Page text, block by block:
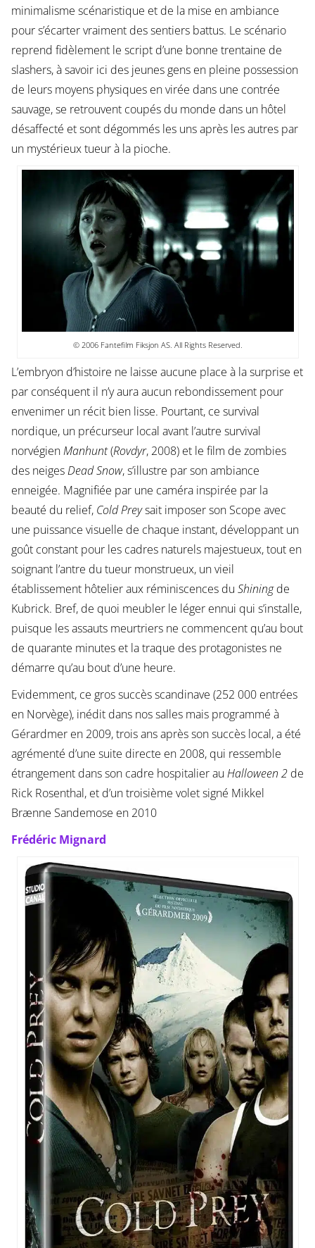
minimalisme scénaristique et de la mise en ambiance
pour s’écarter vraiment des sentiers battus. Le scénario
reprend fidèlement le script d’une bonne trentaine de
slashers, à savoir ici des jeunes gens en pleine possession
de leurs moyens physiques en virée dans une contrée
sauvage, se retrouvent coupés du monde dans un hôtel
désaffecté et sont dégommés les uns après les autres par
un mystérieux tueur à la pioche.
© 2006 Fantefilm Fiksjon AS. All Rights Reserved.
L’embryon d’histoire ne laisse aucune place à la surprise et
par conséquent il n’y aura aucun rebondissement pour
envenimer un récit bien lisse. Pourtant, ce survival
nordique, un précurseur local avant l’autre survival
norvégienManhunt(Rovdyr, 2008) et le film de zombies
des neigesDead Snow, s’illustre par son ambiance
enneigée. Magnifiée par une caméra inspirée par la
beauté du relief, Cold Preysait imposer son Scope avec
une puissance visuelle de chaque instant, développant un
goût constant pour les cadres naturels majestueux, tout en
soignant l’antre du tueur monstrueux, un vieil
établissement hôtelier aux réminiscences du Shiningde
Kubrick. Bref, de quoi meubler le léger ennui qui s’installe,
puisque les assauts meurtriers ne commencent qu’au bout
de quarante minutes et la traque des protagonistes ne
démarre qu’au bout d’une heure.
Evidemment, ce gros succès scandinave (252 000 entrées
en Norvège), inédit dans nos salles mais programmé à
Gérardmer en 2009, trois ans après son succès local, a été
agrémenté d’une suite directe en 2008, qui ressemble
étrangement dans son cadre hospitalier au Halloween 2de
Rick Rosenthal, et d’un troisième volet signé Mikkel
Brænne Sandemose en 2010
Frédéric Mignard